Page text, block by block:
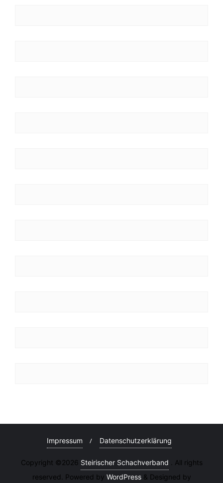
Impressum Datenschutzerklärung
Copyright ©2026 Steirischer Schachverband . All rights
reserved. Powered by WordPress & Designed by